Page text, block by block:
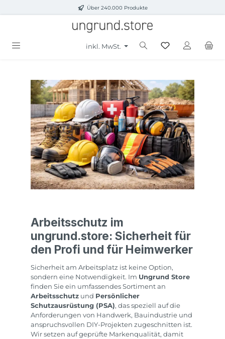
Zum Hauptinhalt springenÜber 240.000 Produkte
inkl. MwSt.
Arbeitsschutz im
ungrund.store: Sicherheit für
den Profi und für Heimwerker
Sicherheit am Arbeitsplatz ist keine Option,
sondern eine Notwendigkeit. Im Ungrund Store
finden Sie ein umfassendes Sortiment an
Arbeitsschutz und Persönlicher
Schutzausrüstung (PSA), das speziell auf die
Anforderungen von Handwerk, Bauindustrie und
anspruchsvollen DIY-Projekten zugeschnitten ist.
Wir setzen auf geprüfte Markenqualität, damit